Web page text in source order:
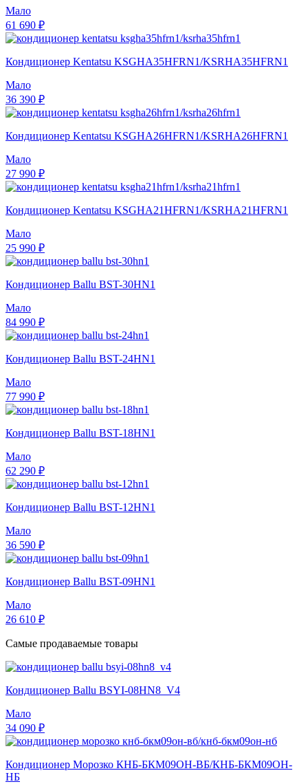
Мало
61 690 ₽
Кондиционер Kentatsu KSGHA35HFRN1/KSRHA35HFRN1
Мало
36 390 ₽
Кондиционер Kentatsu KSGHA26HFRN1/KSRHA26HFRN1
Мало
27 990 ₽
Кондиционер Kentatsu KSGHA21HFRN1/KSRHA21HFRN1
Мало
25 990 ₽
Кондиционер Ballu BST-30HN1
Мало
84 990 ₽
Кондиционер Ballu BST-24HN1
Мало
77 990 ₽
Кондиционер Ballu BST-18HN1
Мало
62 290 ₽
Кондиционер Ballu BST-12HN1
Мало
36 590 ₽
Кондиционер Ballu BST-09HN1
Мало
26 610 ₽
Самые продаваемые товары
Кондиционер Ballu BSYI-08HN8_V4
Мало
34 090 ₽
Кондиционер Морозко КНБ-БКМ09ОН-ВБ/КНБ-БКМ09ОН-
НБ